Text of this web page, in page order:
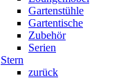
Gartenstühle
Gartentische
Zubehör
Serien
Stern
zurück